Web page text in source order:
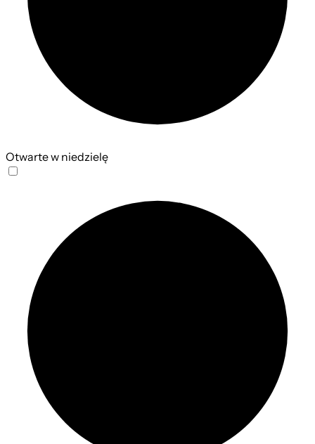
Otwarte w niedzielę